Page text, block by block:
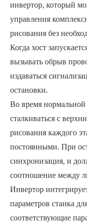
инвертор, который
управления
рисования без
Когда хост
вызывать обрыв
издаваться
остановки.
Во время
сталкиваться с
рисования каждого
постоянными. При
синхронизация, и
соотношение между
Инвертор
параметров станка
соответствующие